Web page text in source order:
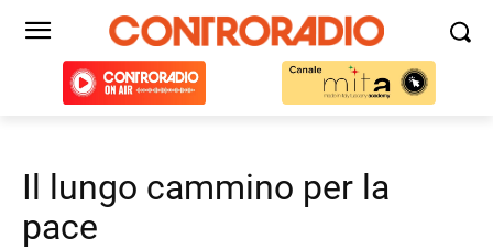
Il lungo cammino per la
pace